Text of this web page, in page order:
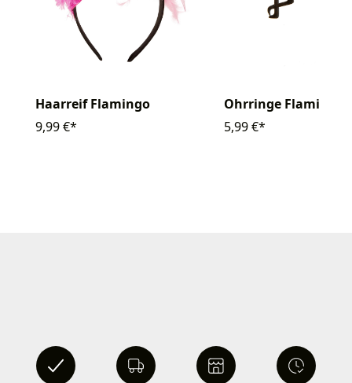
Haarreif Flamingo
9,99 €*
Ohrringe Flamingo
5,99 €*